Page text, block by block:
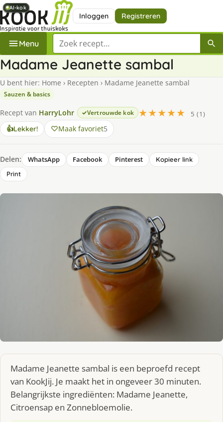
Inloggen Registreren
Menu Zoek een recept
Madame Jeanette sambal
U bent hier: Home › Recepten › Madame Jeanette sambal
Sauzen & basics
Recept van HarryLohr Vertrouwde kok ★★★★★
5 (1)
👍Lekker! Maak favoriet5
Delen: WhatsApp Facebook Pinterest
Kopieer link
Print
Madame Jeanette sambal is een beproefd recept
van KookJij. Je maakt het in ongeveer 30 minuten.
Belangrijkste ingrediënten: Madame Jeanette,
Citroensap en Zonnebloemolie.
AI-kok
AI-kok
AI-kok
AI-kok
AI-kok
AI-kok